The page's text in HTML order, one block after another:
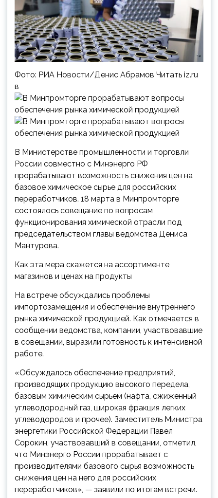
Фото: РИА Новости/Денис Абрамов Читать iz.ru
в
В Министерстве промышленности и торговли
России совместно с Минэнерго РФ
прорабатывают возможность снижения цен на
базовое химическое сырье для российских
переработчиков. 18 марта в Минпромторге
состоялось совещание по вопросам
функционирования химической отрасли под
председательством главы ведомства Дениса
Мантурова.
Как эта мера скажется на ассортименте
магазинов и ценах на продукты
На встрече обсуждались проблемы
импортозамещения и обеспечение внутреннего
рынка химической продукцией. Как отмечается в
сообщении ведомства, компании, участвовавшие
в совещании, выразили готовность к интенсивной
работе.
«Обсуждалось обеспечение предприятий,
производящих продукцию высокого передела,
базовым химическим сырьем (нафта, сжиженный
углеводородный газ, широкая фракция легких
углеводородов и прочее). Заместитель Министра
энергетики Российской Федерации Павел
Сорокин, участвовавший в совещании, отметил,
что Минэнерго России прорабатывает с
производителями базового сырья возможность
снижения цен на него для российских
переработчиков», — заявили по итогам встречи.